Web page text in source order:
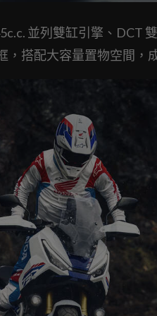
並列雙缸引擎、DCT
，搭配大容量置物空間，